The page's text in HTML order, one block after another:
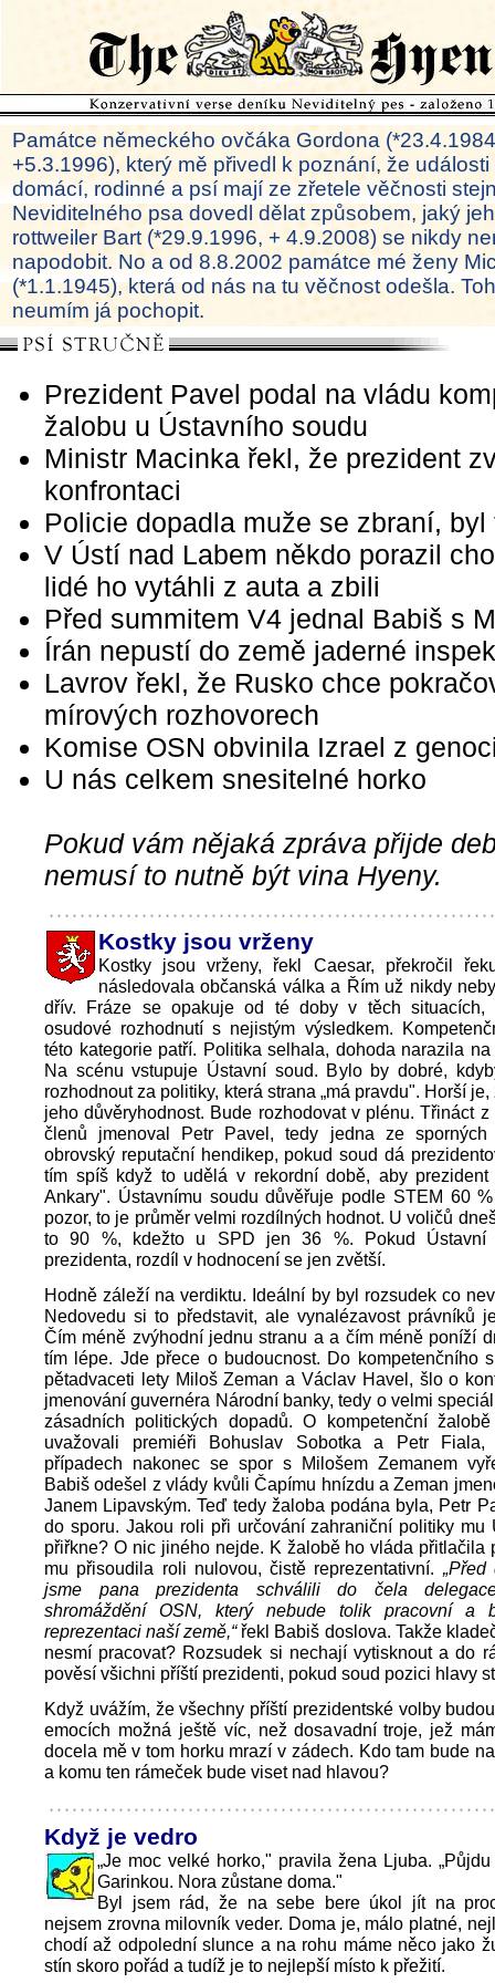
Památce německého ovčáka Gordona
+5.3.1996), který mě přivedl k poznání, že
domácí, rodinné a psí mají ze zřetele věčnosti
Neviditelného psa dovedl dělat způsobem, jaký
rottweiler Bart (*29.9.1996, + 4.9.2008) se nikdy
napodobit. No a od 8.8.2002 památce mé ženy
(*1.1.1945), která od nás na tu věčnost odešla.
neumím já pochopit.
Prezident Pavel podal na vládu
žalobu u Ústavního soudu
Ministr Macinka řekl, že prezident
konfrontaci
Policie dopadla muže se zbraní, byl
V Ústí nad Labem někdo porazil
lidé ho vytáhli z auta a zbili
Před summitem V4 jednal Babiš s
Írán nepustí do země jaderné
Lavrov řekl, že Rusko chce
mírových rozhovorech
Komise OSN obvinila Izrael z
U nás celkem snesitelné horko
Pokud vám nějaká zpráva přijde
nemusí to nutně být vina Hyeny.
Kostky jsou vrženy
Kostky jsou vrženy, řekl Caesar, překročil
následovala občanská válka a Řím už nikdy
dřív. Fráze se opakuje od té doby v těch
osudové rozhodnutí s nejistým výsledkem.
této kategorie patří. Politika selhala, dohoda narazila na
Na scénu vstupuje Ústavní soud. Bylo by dobré,
rozhodnout za politiky, která strana „má pravdu". Horší
jeho důvěryhodnost. Bude rozhodovat v plénu. Třináct
členů jmenoval Petr Pavel, tedy jedna ze
obrovský reputační hendikep, pokud soud dá
tím spíš když to udělá v rekordní době, aby prezident
Ankary". Ústavnímu soudu důvěřuje podle STEM 60
pozor, to je průměr velmi rozdílných hodnot. U voličů
to 90 %, kdežto u SPD jen 36 %. Pokud Ústavní
prezidenta, rozdíl v hodnocení se jen zvětší.
Hodně záleží na verdiktu. Ideální by byl rozsudek co
Nedovedu si to představit, ale vynalézavost právníků
Čím méně zvýhodní jednu stranu a a čím méně poníží
tím lépe. Jde přece o budoucnost. Do kompetenčního
pětadvaceti lety Miloš Zeman a Václav Havel, šlo o
jmenování guvernéra Národní banky, tedy o velmi
zásadních politických dopadů. O kompetenční
uvažovali premiéři Bohuslav Sobotka a Petr
případech nakonec se spor s Milošem Zemanem
Babiš odešel z vlády kvůli Čapímu hnízdu a Zeman
Janem Lipavským. Teď tedy žaloba podána byla, Petr
do sporu. Jakou roli při určování zahraniční politiky mu
přiřkne? O nic jiného nejde. K žalobě ho vláda přitlačila
mu přisoudila roli nulovou, čistě reprezentativní. „Před
jsme pana prezidenta schválili do čela
shromáždění OSN, který nebude tolik pracovní a
reprezentaci naší země,“řekl Babiš doslova. Takže
nesmí pracovat? Rozsudek si nechají vytisknout a do
pověsí všichni příští prezidenti, pokud soud pozici hlavy
Když uvážím, že všechny příští prezidentské volby
emocích možná ještě víc, než dosavadní troje, jež
docela mě v tom horku mrazí v zádech. Kdo tam bude
a komu ten rámeček bude viset nad hlavou?
Když je vedro
„Je moc velké horko," pravila žena Ljuba.
Garinkou. Nora zůstane doma."
Byl jsem rád, že na sebe bere úkol jít na
nejsem zrovna milovník veder. Doma je, málo platné,
chodí až odpolední slunce a na rohu máme něco jako
stín skoro pořád a tudíž je to nejlepší místo k přežití.